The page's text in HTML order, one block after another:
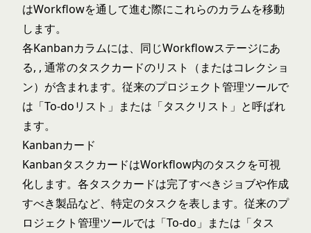
はWorkflowを通して進む際にこれらのカラムを移動
します。
各Kanbanカラムには、同じWorkflowステージにあ
る, , 通常のタスクカードのリスト（またはコレクショ
ン）が含まれます。従来のプロジェクト管理ツールで
は「To-doリスト」または「タスクリスト」と呼ばれ
ます。
Kanbanカード
KanbanタスクカードはWorkflow内のタスクを可視
化します。各タスクカードは完了すべきジョブや作成
すべき製品など、特定のタスクを表します。従来のプ
ロジェクト管理ツールでは「To-do」または「タス